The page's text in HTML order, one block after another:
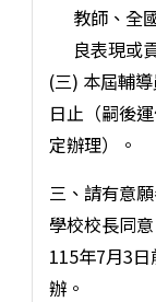
教師、全
良表現或
(三) 本屆輔
日止（嗣後
定辦理）。
三、請有意
學校校長同
115年7月3
辦。